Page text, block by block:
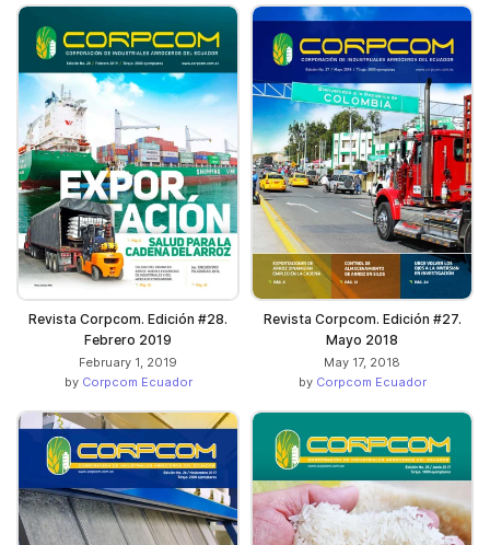
Revista Corpcom. Edición #28.
Febrero 2019
February 1, 2019
by Corpcom Ecuador
Revista Corpcom. Edición #27.
Mayo 2018
May 17, 2018
by Corpcom Ecuador